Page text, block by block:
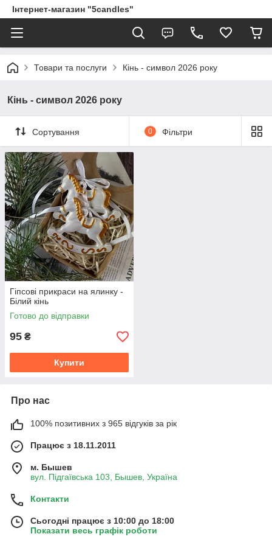
Інтернет-магазин "5candles"
Товари та послуги Кінь - символ 2026 року
Кінь - символ 2026 року
Сортування 0 Фільтри
Гіпсові прикраси на ялинку -
Білий кінь
Готово до відправки
95 ₴
Купити
Про нас
100% позитивних з 965 відгуків за рік
Працює з 18.11.2011
м. Бышев
вул. Підгаївська 103, Бышев, Україна
Контакти
Сьогодні працює з 10:00 до 18:00
Показати весь графік роботи